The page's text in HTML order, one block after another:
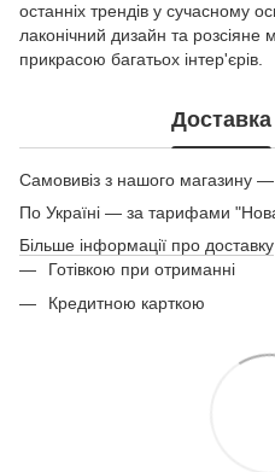
останніх трендів у сучасному
лаконічний дизайн та розсіяне
прикрасою багатьох інтер'єрів.
Доставка
Самовивіз з нашого магазину —
По Україні — за тарифами
Більше інформації про доставку
Готівкою при отриманні
Кредитною карткою